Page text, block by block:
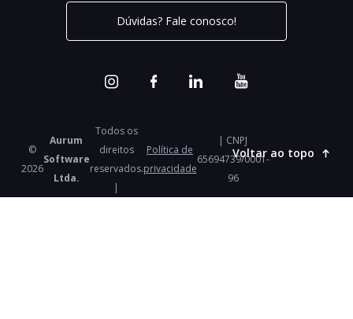
Dúvidas? Fale conosco!
©
2026
Aurum
Software
Ltda.
Todos os
direitos
reservados.
|
Política de
privacidade
| CNPJ
65694739/0001-
96
Voltar ao topo